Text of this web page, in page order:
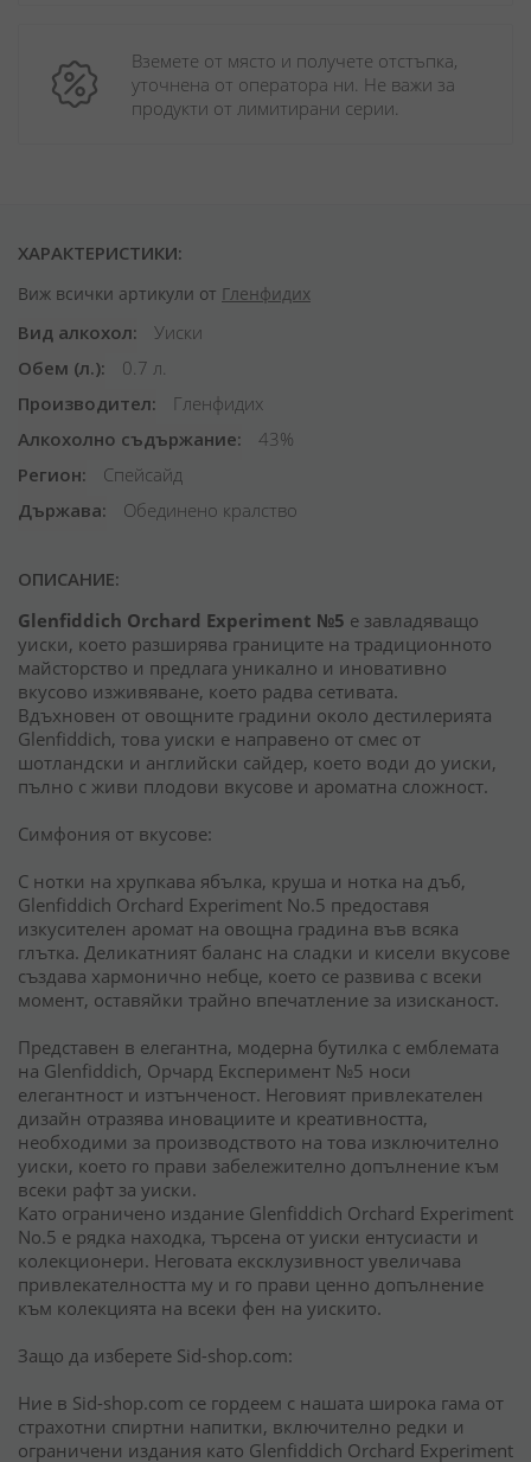
Вземете от място и получете отстъпка,
уточнена от оператора ни. Не важи за
продукти от лимитирани серии.
ХАРАКТЕРИСТИКИ:
Виж всички артикули от Гленфидих
Вид алкохол
Уиски
Обем (л.)
0.7 л.
Производител
Гленфидих
Алкохолно съдържание
43%
Регион
Спейсайд
Държава
Обединено кралство
ОПИСАНИЕ:
Glenfiddich Orchard Experiment №5 е завладяващо
уиски, което разширява границите на традиционното
майсторство и предлага уникално и иновативно
вкусово изживяване, което радва сетивата.
Вдъхновен от овощните градини около дестилерията
Glenfiddich, това уиски е направено от смес от
шотландски и английски сайдер, което води до уиски,
пълно с живи плодови вкусове и ароматна сложност.
Симфония от вкусове:
С нотки на хрупкава ябълка, круша и нотка на дъб,
Glenfiddich Orchard Experiment No.5 предоставя
изкусителен аромат на овощна градина във всяка
глътка. Деликатният баланс на сладки и кисели вкусове
създава хармонично небце, което се развива с всеки
момент, оставяйки трайно впечатление за изисканост.
Представен в елегантна, модерна бутилка с емблемата
на Glenfiddich, Орчард Експеримент №5 носи
елегантност и изтънченост. Неговият привлекателен
дизайн отразява иновациите и креативността,
необходими за производството на това изключително
уиски, което го прави забележително допълнение към
всеки рафт за уиски.
Като ограничено издание Glenfiddich Orchard Experiment
No.5 е рядка находка, търсена от уиски ентусиасти и
колекционери. Неговата ексклузивност увеличава
привлекателността му и го прави ценно допълнение
към колекцията на всеки фен на уискито.
Защо да изберете Sid-shop.com:
Ние в Sid-shop.com се гордеем с нашата широка гама от
страхотни спиртни напитки, включително редки и
ограничени издания като Glenfiddich Orchard Experiment